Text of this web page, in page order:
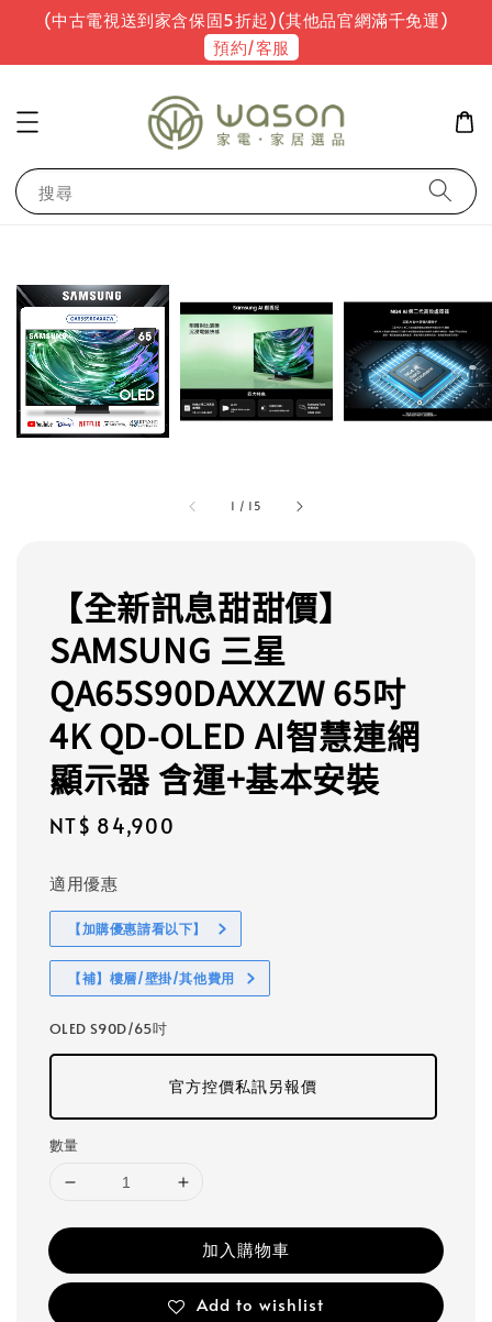
(中古電視送到家含保固5折起)(其他品官網滿千免運)
預約/客服
搜尋
1 / 15
【全新訊息甜甜價】
SAMSUNG 三星
QA65S90DAXXZW 65吋
4K QD-OLED AI智慧連網
顯示器 含運+基本安裝
Regular
NT$ 84,900
適用優惠
【加購優惠請看以下】
【補】樓層/壁掛/其他費用
OLED S90D/65吋
官方控價私訊另報價
數量
加入購物車
Add to wishlist